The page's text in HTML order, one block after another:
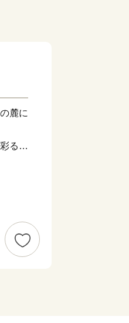
麓に
るラ
下ろ
）・
や富
道の
だわ